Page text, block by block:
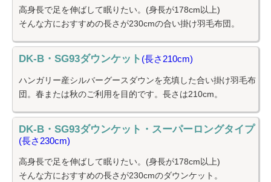
高身長で足を伸ばして眠りたい。(身長が178cm以上)
そんな方におすすめの長さが230cmの合い掛け羽毛布団。
DK-B・SG93ダウンケット (長さ210cm)
ハンガリー産シルバーグースダウンを充填した合い掛け羽毛布
団。春または秋のご利用を目的です。長さは210cm。
DK-B・SG93ダウンケット・スーパーロングタイプ
(長さ230cm)
高身長で足を伸ばして眠りたい。(身長が178cm以上)
そんな方におすすめの長さが230cmのダウンケット。